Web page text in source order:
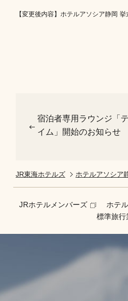
【変更後内容】ホテルアソシア静岡
宿泊者専用ラウンジ「
イム」開始のお知らせ
JR東海ホテルズ ホテルアソシア
JRホテルメンバーズ ホテ
標準旅行